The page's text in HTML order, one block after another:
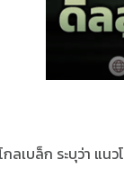
เบล็ก ระบุว่า แน